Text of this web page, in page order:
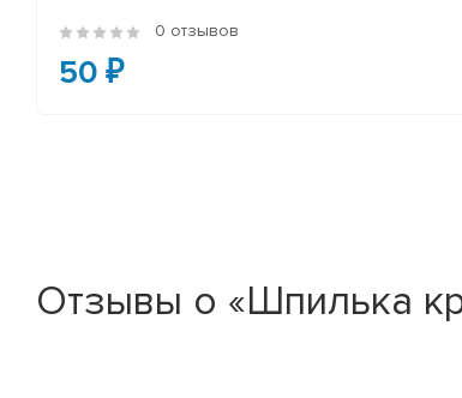
0 отзывов
50 ₽
Отзывы о «Шпилька